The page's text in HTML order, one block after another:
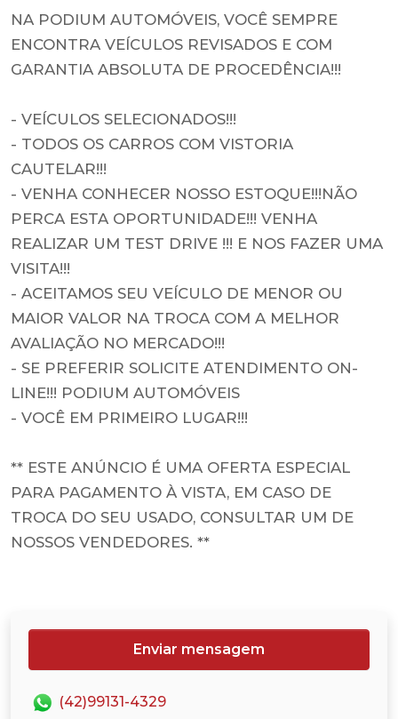
NA PODIUM AUTOMÓVEIS, VOCÊ SEMPRE
ENCONTRA VEÍCULOS REVISADOS E COM
GARANTIA ABSOLUTA DE PROCEDÊNCIA!!!
- VEÍCULOS SELECIONADOS!!!
- TODOS OS CARROS COM VISTORIA
CAUTELAR!!!
- VENHA CONHECER NOSSO ESTOQUE!!!NÃO
PERCA ESTA OPORTUNIDADE!!! VENHA
REALIZAR UM TEST DRIVE !!! E NOS FAZER UMA
VISITA!!!
- ACEITAMOS SEU VEÍCULO DE MENOR OU
MAIOR VALOR NA TROCA COM A MELHOR
AVALIAÇÃO NO MERCADO!!!
- SE PREFERIR SOLICITE ATENDIMENTO ON-
LINE!!! PODIUM AUTOMÓVEIS
- VOCÊ EM PRIMEIRO LUGAR!!!
** ESTE ANÚNCIO É UMA OFERTA ESPECIAL
PARA PAGAMENTO À VISTA, EM CASO DE
TROCA DO SEU USADO, CONSULTAR UM DE
NOSSOS VENDEDORES. **
Enviar mensagem
(42)99131-4329